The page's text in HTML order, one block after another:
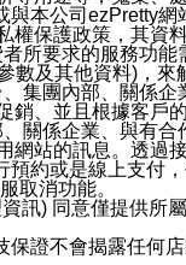
本公司ezPretty
權保護政策，其資
所要求的服務功
數及其他資料)，
集團內部、關係
、並且根據客戶
關係企業、與有
站的訊息。透過
約或是線上支付
取消功能。
訊) 同意僅提供所
保證不會揭露任何